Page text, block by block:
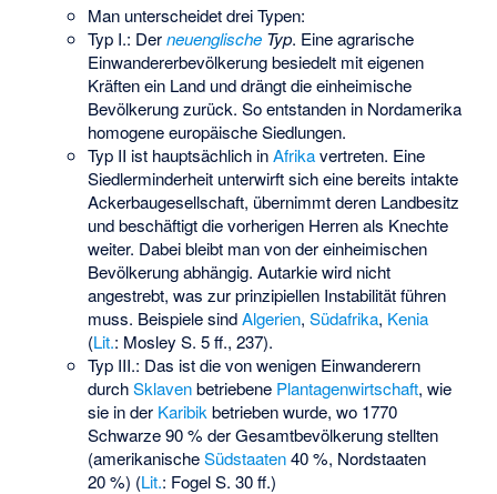
Man unterscheidet drei Typen:
Typ I.: Derneuenglische Typ. Eine agrarische
Einwandererbevölkerung besiedelt mit eigenen
Kräften ein Land und drängt die einheimische
Bevölkerung zurück. So entstanden in Nordamerika
homogene europäische Siedlungen.
Typ II ist hauptsächlich inAfrikavertreten. Eine
Siedlerminderheit unterwirft sich eine bereits intakte
Ackerbaugesellschaft, übernimmt deren Landbesitz
und beschäftigt die vorherigen Herren als Knechte
weiter. Dabei bleibt man von der einheimischen
Bevölkerung abhängig. Autarkie wird nicht
angestrebt, was zur prinzipiellen Instabilität führen
muss. Beispiele sindAlgerien,Südafrika, Kenia
(Lit.: Mosley S. 5 ff., 237).
Typ III.: Das ist die von wenigen Einwanderern
durchSklavenbetriebene Plantagenwirtschaft, wie
sie in der Karibik betrieben wurde, wo 1770
Schwarze 90 % der Gesamtbevölkerung stellten
(amerikanischeSüdstaaten40 %, Nordstaaten
20 %) (Lit.: Fogel S. 30 ff.)